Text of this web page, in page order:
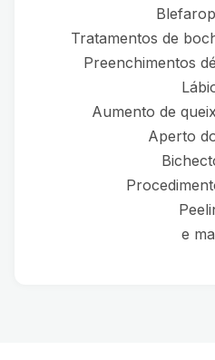
Tratamentos de
Preenchimentos
Aumento de
Aperto
e